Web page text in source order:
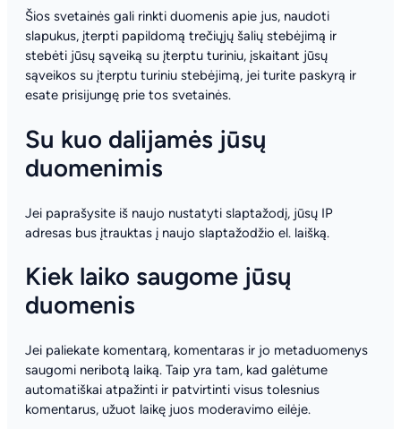
Šios svetainės gali rinkti duomenis apie jus, naudoti
slapukus, įterpti papildomą trečiųjų šalių stebėjimą ir
stebėti jūsų sąveiką su įterptu turiniu, įskaitant jūsų
sąveikos su įterptu turiniu stebėjimą, jei turite paskyrą ir
esate prisijungę prie tos svetainės.
Su kuo dalijamės jūsų
duomenimis
Jei paprašysite iš naujo nustatyti slaptažodį, jūsų IP
adresas bus įtrauktas į naujo slaptažodžio el. laišką.
Kiek laiko saugome jūsų
duomenis
Jei paliekate komentarą, komentaras ir jo metaduomenys
saugomi neribotą laiką. Taip yra tam, kad galėtume
automatiškai atpažinti ir patvirtinti visus tolesnius
komentarus, užuot laikę juos moderavimo eilėje.